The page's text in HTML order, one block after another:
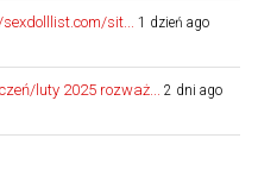
sit... 1 dzień ago
luty 2025 rozważ... 2 dni ago